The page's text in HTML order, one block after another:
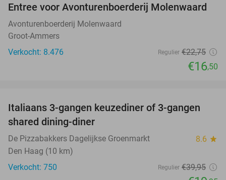
27%
Entree voor Avonturenboerderij Molenwaard
Avonturenboerderij Molenwaard
Groot-Ammers
Verkocht: 8.476
Regulier €22,75
€16,50
50%
Italiaans 3-gangen keuzediner of 3-gangen
shared dining-diner
De Pizzabakkers Dagelijkse Groenmarkt 8.6 star
Den Haag (10 km)
Verkocht: 750
Regulier €39,95